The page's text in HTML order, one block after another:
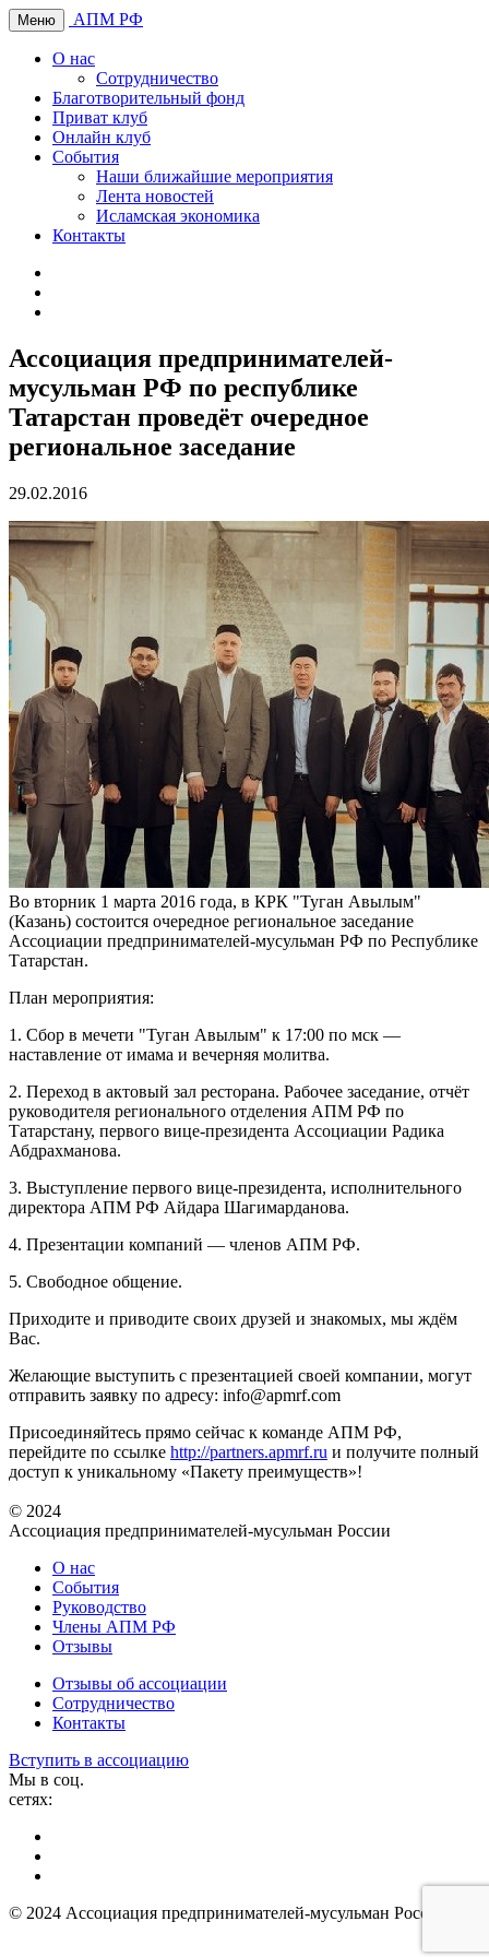
Меню АПМ РФ
О нас
Сотрудничество
Благотворительный фонд
Приват клуб
Онлайн клуб
События
Наши ближайшие мероприятия
Лента новостей
Исламская экономика
Контакты
Ассоциация предпринимателей-
мусульман РФ по республике
Татарстан проведёт очередное
региональное заседание
29.02.2016
Во вторник 1 марта 2016 года, в КРК "Туган Авылым"
(Казань) состоится очередное региональное заседание
Ассоциации предпринимателей-мусульман РФ по Республике
Татарстан.
План мероприятия:
1. Сбор в мечети "Туган Авылым" к 17:00 по мск —
наставление от имама и вечерняя молитва.
2. Переход в актовый зал ресторана. Рабочее заседание, отчёт
руководителя регионального отделения АПМ РФ по
Татарстану, первого вице-президента Ассоциации Радика
Абдрахманова.
3. Выступление первого вице-президента, исполнительного
директора АПМ РФ Айдара Шагимарданова.
4. Презентации компаний — членов АПМ РФ.
5. Свободное общение.
Приходите и приводите своих друзей и знакомых, мы ждём
Вас.
Желающие выступить с презентацией своей компании, могут
отправить заявку по адресу: info@apmrf.com
Присоединяйтесь прямо сейчас к команде АПМ РФ,
перейдите по ссылке http://partners.apmrf.ru и получите полный
доступ к уникальному «Пакету преимуществ»!
© 2024
Ассоциация предпринимателей-мусульман России
О нас
События
Руководство
Члены АПМ РФ
Отзывы
Отзывы об ассоциации
Сотрудничество
Контакты
Вступить в ассоциацию
Мы в соц.
сетях:
© 2024 Ассоциация предпринимателей-мусульман России